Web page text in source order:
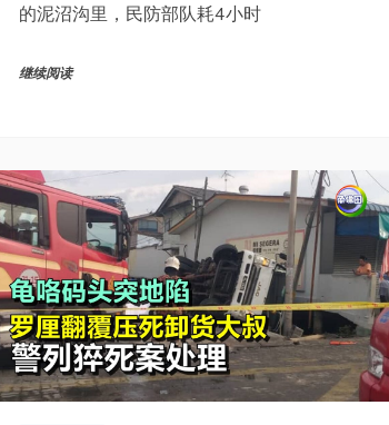
的泥沼沟里，民防部队耗4小时
继续阅读